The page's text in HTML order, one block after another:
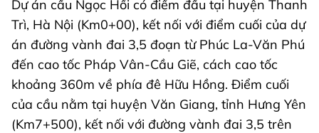
Dự án cầu Ngọc Hồi có điểm đầu tại huyện Thanh
Trì, Hà Nội (Km0+00), kết nối với điểm cuối của dự
án đường vành đai 3,5 đoạn từ Phúc La-Văn Phú
đến cao tốc Pháp Vân-Cầu Giẽ, cách cao tốc
khoảng 360m về phía đê Hữu Hồng. Điểm cuối
của cầu nằm tại huyện Văn Giang, tỉnh Hưng Yên
(Km7+500), kết nối với đường vành đai 3,5 trên